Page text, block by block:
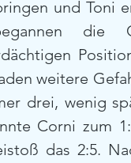
und Toni
die
weitere
drei, wenig
Corni zum
das 2:5.